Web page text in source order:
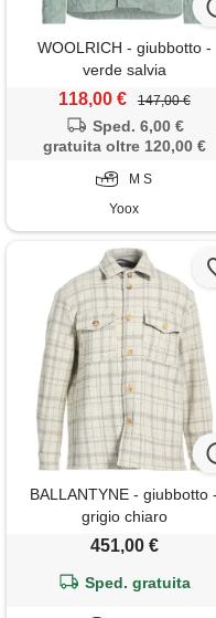
WOOLRICH - giubbotto -
verde salvia
118,00 € 147,00 €
Sped. 6,00 €
gratuita oltre 120,00 €
M S
Yoox
BALLANTYNE - giubbotto -
grigio chiaro
451,00 €
Sped. gratuita